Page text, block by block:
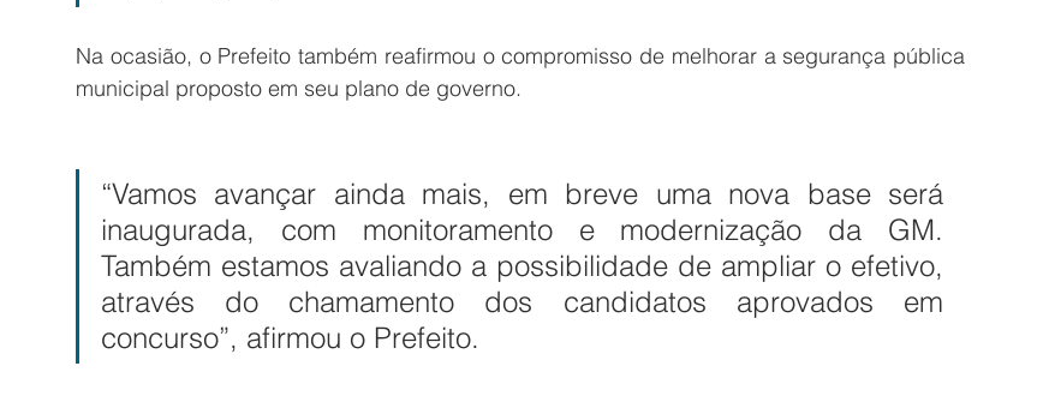
Na ocasião, o Prefeito também reafirmou o compromisso de melhorar a segurança pública
municipal proposto em seu plano de governo.
“Vamos avançar ainda mais, em breve uma nova base será
inaugurada, com monitoramento e modernização da GM.
Também estamos avaliando a possibilidade de ampliar o efetivo,
através do chamamento dos candidatos aprovados em
concurso”, afirmou o Prefeito.